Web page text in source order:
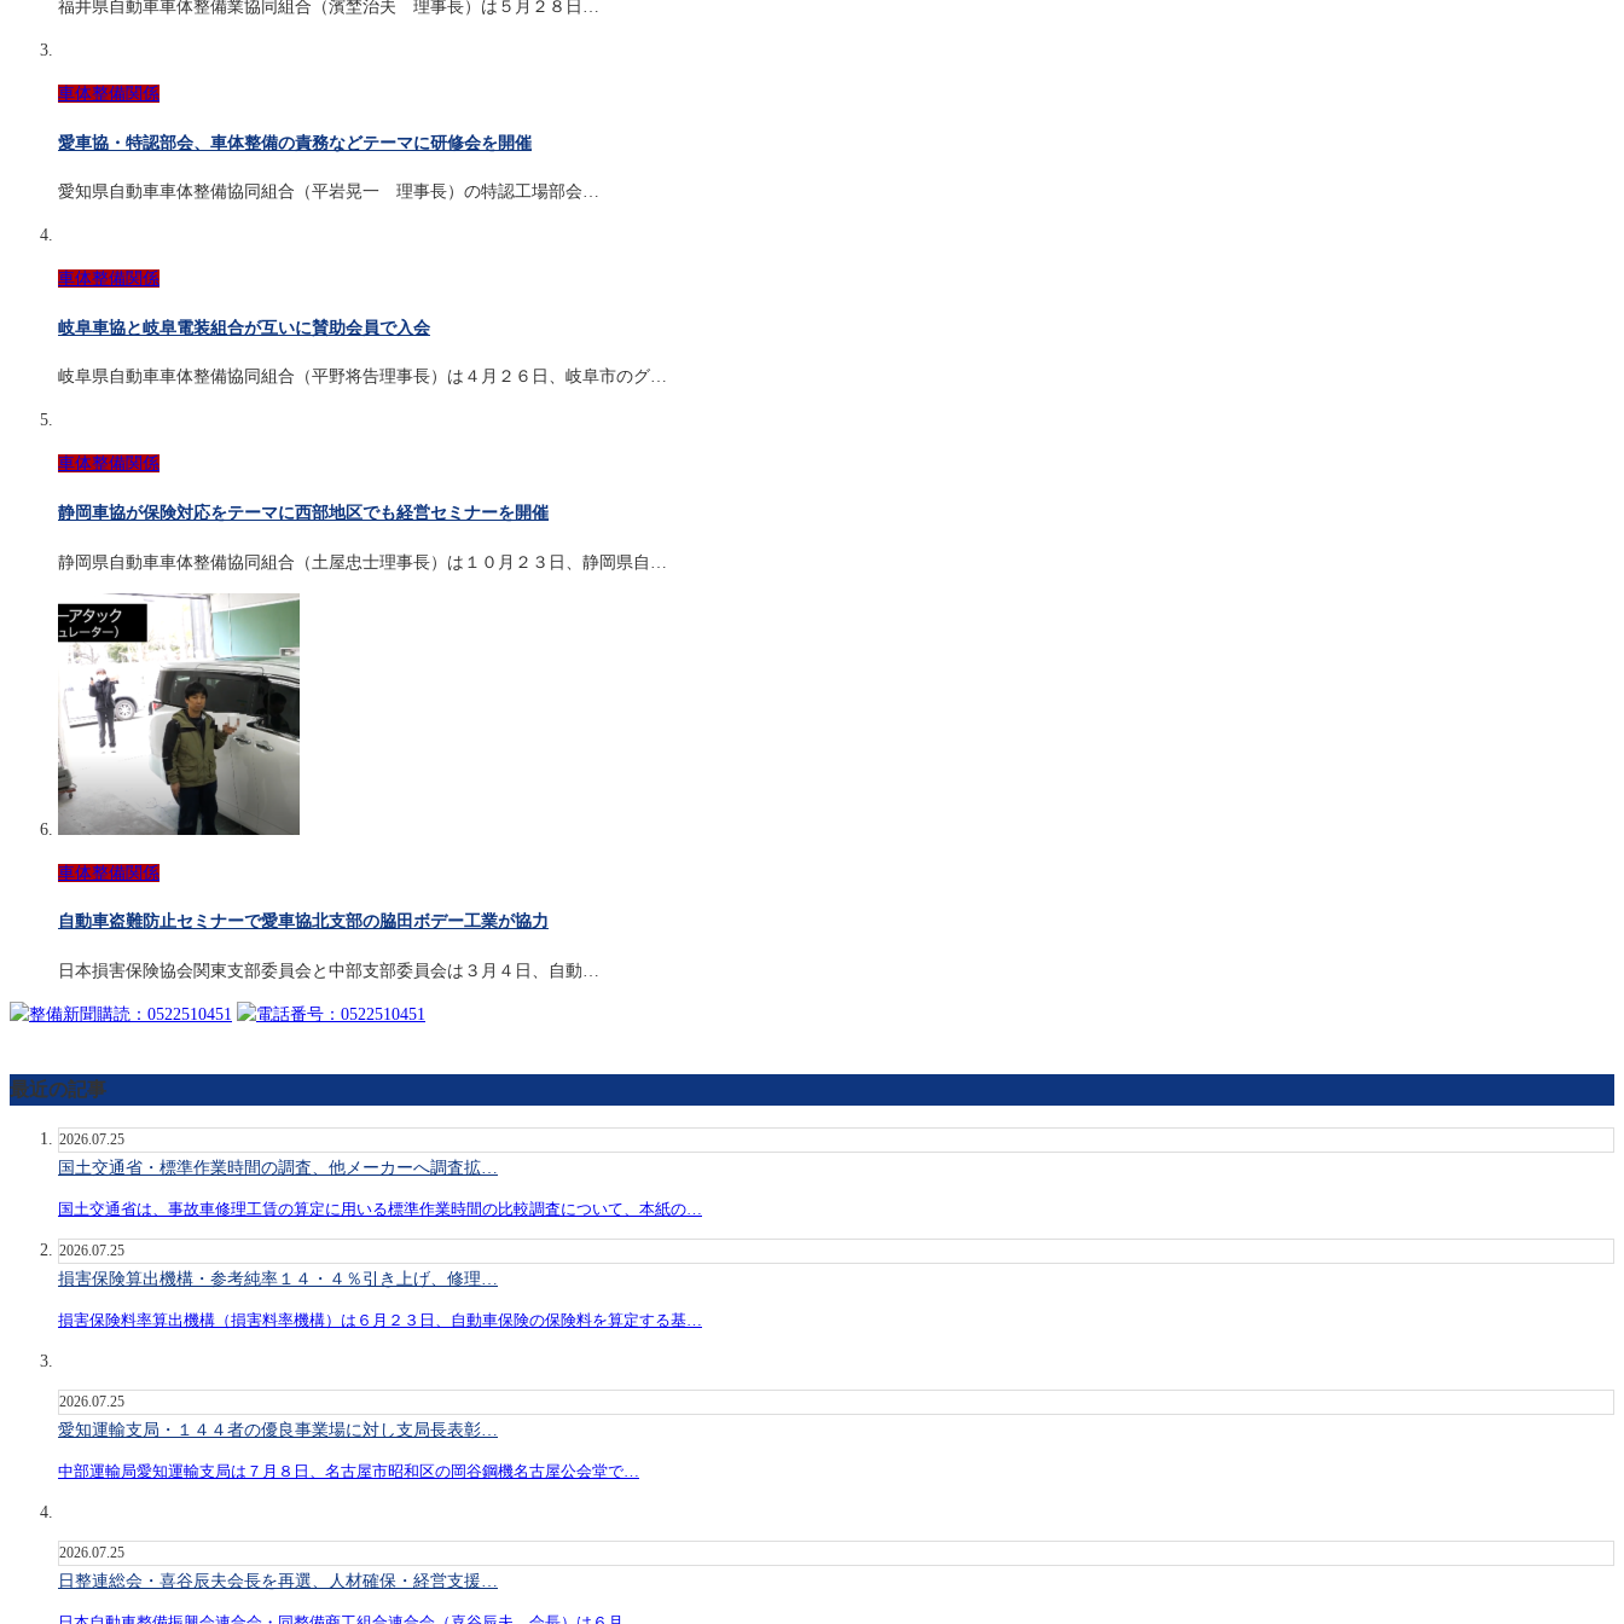
福井県自動車車体整備業協同組合（濱埜治夫 理事長）は５月２８日…
車体整備関係
愛車協・特認部会、車体整備の責務などテーマに研修会を開催
愛知県自動車車体整備協同組合（平岩晃一 理事長）の特認工場部会…
車体整備関係
岐阜車協と岐阜電装組合が互いに賛助会員で入会
岐阜県自動車車体整備協同組合（平野将告理事長）は４月２６日、岐阜市のグ…
車体整備関係
静岡車協が保険対応をテーマに西部地区でも経営セミナーを開催
静岡県自動車車体整備協同組合（土屋忠士理事長）は１０月２３日、静岡県自…
車体整備関係
自動車盗難防止セミナーで愛車協北支部の脇田ボデー工業が協力
日本損害保険協会関東支部委員会と中部支部委員会は３月４日、自動…
最近の記事
2026.07.25
国土交通省・標準作業時間の調査、他メーカーへ調査拡…
国土交通省は、事故車修理工賃の算定に用いる標準作業時間の比較調査について、本紙の…
2026.07.25
損害保険算出機構・参考純率１４・４％引き上げ、修理…
損害保険料率算出機構（損害料率機構）は６月２３日、自動車保険の保険料を算定する基…
2026.07.25
愛知運輸支局・１４４者の優良事業場に対し支局長表彰…
中部運輸局愛知運輸支局は７月８日、名古屋市昭和区の岡谷鋼機名古屋公会堂で…
2026.07.25
日整連総会・喜谷辰夫会長を再選、人材確保・経営支援…